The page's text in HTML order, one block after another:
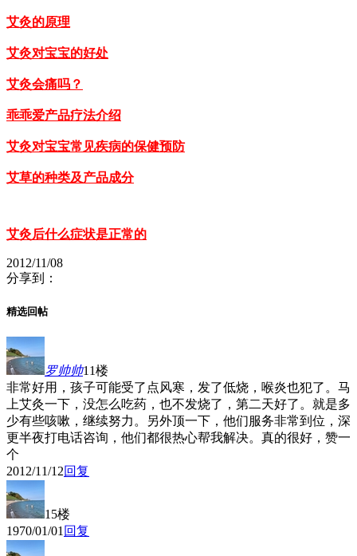
艾灸的原理
艾灸对宝宝的好处
艾灸会痛吗？
乖乖爱产品疗法介绍
艾灸对宝宝常见疾病的保健预防
艾草的种类及产品成分
艾灸后什么症状是正常的
2012/11/08
分享到：
精选回帖
罗帅帅11楼
非常好用，孩子可能受了点风寒，发了低烧，喉炎也犯了。马
上艾灸一下，没怎么吃药，也不发烧了，第二天好了。就是多
少有些咳嗽，继续努力。另外顶一下，他们服务非常到位，深
更半夜打电话咨询，他们都很热心帮我解决。真的很好，赞一
个
2012/11/12回复
15楼
1970/01/01 回复